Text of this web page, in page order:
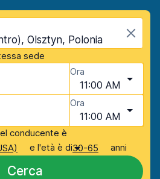
Olsztyn, Polonia
sede
Ora
11:00 AM
Ora
11:00 AM
conducente è
e l'età è di30-65 anni
Cerca